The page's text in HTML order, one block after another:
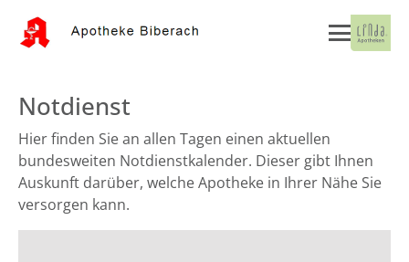
Notdienst
Hier finden Sie an allen Tagen einen aktuellen
bundesweiten Notdienstkalender. Dieser gibt Ihnen
Auskunft darüber, welche Apotheke in Ihrer Nähe Sie
versorgen kann.